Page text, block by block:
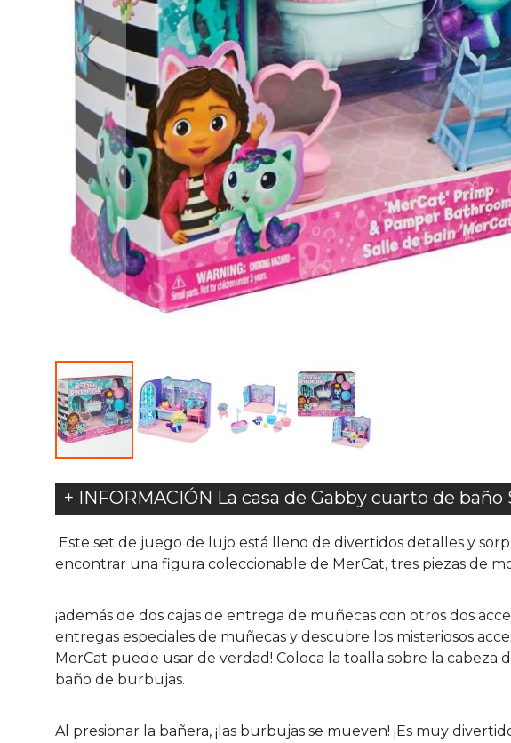
+ INFORMACIÓN La casa de Gabby cuarto de
Este set de juego de lujo está lleno de divertidos detalles y
encontrar una figura coleccionable de MerCat, tres piezas de
¡además de dos cajas de entrega de muñecas con otros dos
entregas especiales de muñecas y descubre los misteriosos
MerCat puede usar de verdad! Coloca la toalla sobre la
baño de burbujas.
Al presionar la bañera, ¡las burbujas se mueven! ¡Es muy